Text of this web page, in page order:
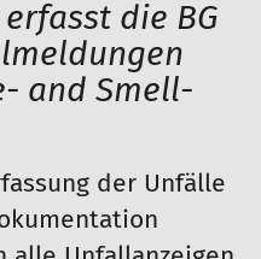
die BG
and Smell-
der Unfälle